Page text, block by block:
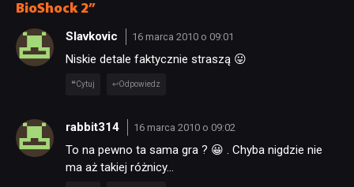
BioShock 2”
Slavkovic 16 marca 2010 o 09:01
Niskie detale faktycznie straszą 😛
Cytuj Odpowiedz
rabbit314 16 marca 2010 o 09:02
To na pewno ta sama gra ? 😀 . Chyba nigdzie nie
ma aż takiej różnicy…